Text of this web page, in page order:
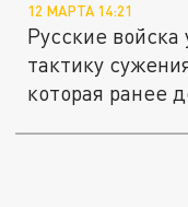
12 МАРТА 14:21
Русские
тактику
которая ранее